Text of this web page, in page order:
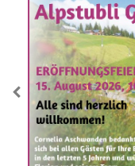
zurück